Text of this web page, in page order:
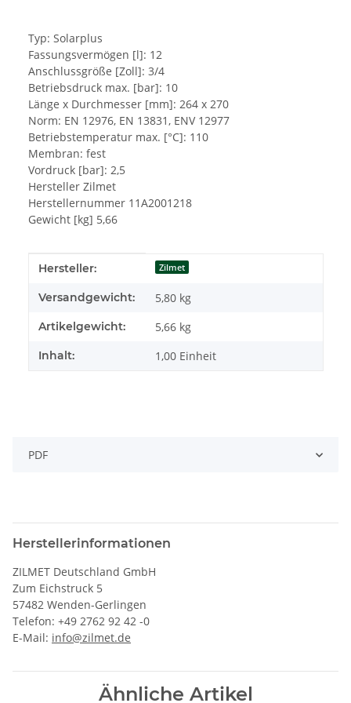
Typ: Solarplus
Fassungsvermögen [l]: 12
Anschlussgröße [Zoll]: 3/4
Betriebsdruck max. [bar]: 10
Länge x Durchmesser [mm]: 264 x 270
Norm: EN 12976, EN 13831, ENV 12977
Betriebstemperatur max. [°C]: 110
Membran: fest
Vordruck [bar]: 2,5
Hersteller Zilmet
Herstellernummer 11A2001218
Gewicht [kg] 5,66
Produkteigenschaft
Wert
Hersteller: Zilmet
Versandgewicht: 5,80 kg
Artikelgewicht: 5,66 kg
Inhalt: 1,00 Einheit
PDF
Herstellerinformationen
ZILMET Deutschland GmbH
Zum Eichstruck 5
57482 Wenden-Gerlingen
Telefon: +49 2762 92 42 -0
E-Mail: info@zilmet.de
Ähnliche Artikel